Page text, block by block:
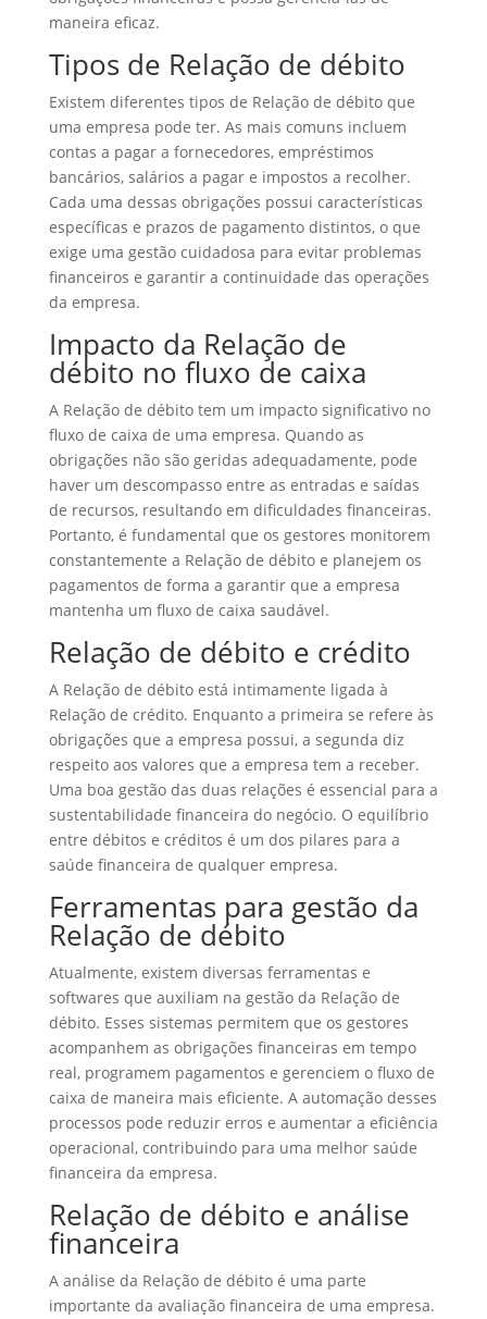
maneira eficaz.
Tipos de Relação de débito
Existem diferentes tipos de Relação de débito que
uma empresa pode ter. As mais comuns incluem
contas a pagar a fornecedores, empréstimos
bancários, salários a pagar e impostos a recolher.
Cada uma dessas obrigações possui características
específicas e prazos de pagamento distintos, o que
exige uma gestão cuidadosa para evitar problemas
financeiros e garantir a continuidade das operações
da empresa.
Impacto da Relação de
débito no fluxo de caixa
A Relação de débito tem um impacto significativo no
fluxo de caixa de uma empresa. Quando as
obrigações não são geridas adequadamente, pode
haver um descompasso entre as entradas e saídas
de recursos, resultando em dificuldades financeiras.
Portanto, é fundamental que os gestores monitorem
constantemente a Relação de débito e planejem os
pagamentos de forma a garantir que a empresa
mantenha um fluxo de caixa saudável.
Relação de débito e crédito
A Relação de débito está intimamente ligada à
Relação de crédito. Enquanto a primeira se refere às
obrigações que a empresa possui, a segunda diz
respeito aos valores que a empresa tem a receber.
Uma boa gestão das duas relações é essencial para a
sustentabilidade financeira do negócio. O equilíbrio
entre débitos e créditos é um dos pilares para a
saúde financeira de qualquer empresa.
Ferramentas para gestão da
Relação de débito
Atualmente, existem diversas ferramentas e
softwares que auxiliam na gestão da Relação de
débito. Esses sistemas permitem que os gestores
acompanhem as obrigações financeiras em tempo
real, programem pagamentos e gerenciem o fluxo de
caixa de maneira mais eficiente. A automação desses
processos pode reduzir erros e aumentar a eficiência
operacional, contribuindo para uma melhor saúde
financeira da empresa.
Relação de débito e análise
financeira
A análise da Relação de débito é uma parte
importante da avaliação financeira de uma empresa.